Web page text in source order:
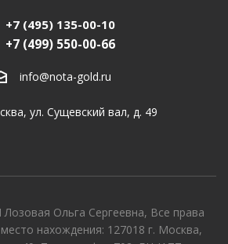
+7 (495) 135-00-10
+7 (499) 550-00-66
info@nota-gold.ru
ул. Сущевский вал, д. 49
Ольга Сергеевна, Все права
нахождения: 127018 г. Москва,